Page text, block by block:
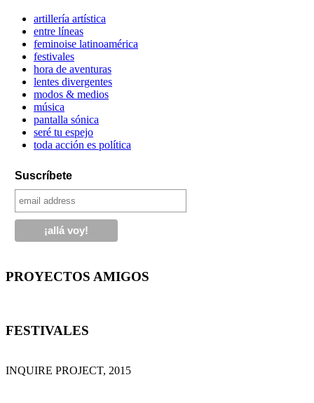
artillería artística
entre líneas
feminoise latinoamérica
festivales
hora de aventuras
lentes divergentes
modos & medios
música
pantalla sónica
seré tu espejo
toda acción es política
Suscríbete
PROYECTOS AMIGOS
FESTIVALES
INQUIRE PROJECT, 2015